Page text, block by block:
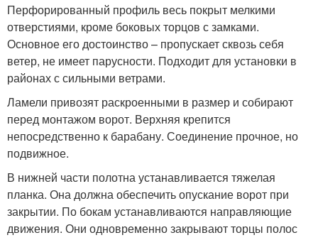
Перфорированный профиль весь покрыт мелкими
отверстиями, кроме боковых торцов с замками.
Основное его достоинство – пропускает сквозь себя
ветер, не имеет парусности. Подходит для установки в
районах с сильными ветрами.
Ламели привозят раскроенными в размер и собирают
перед монтажом ворот. Верхняя крепится
непосредственно к барабану. Соединение прочное, но
подвижное.
В нижней части полотна устанавливается тяжелая
планка. Она должна обеспечить опускание ворот при
закрытии. По бокам устанавливаются направляющие
движения. Они одновременно закрывают торцы полос